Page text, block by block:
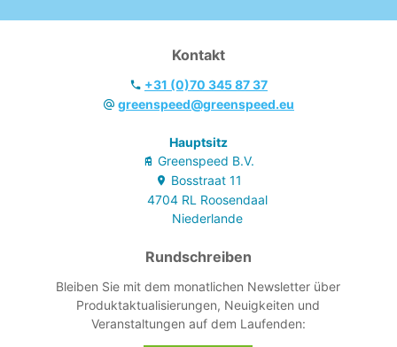
Kontakt
+31 (0)70 345 87 37
greenspeed@greenspeed.eu
Hauptsitz
Greenspeed B.V.
Bosstraat 11
4704 RL Roosendaal
Niederlande
Rundschreiben
Bleiben Sie mit dem monatlichen Newsletter über
Produktaktualisierungen, Neuigkeiten und
Veranstaltungen auf dem Laufenden: